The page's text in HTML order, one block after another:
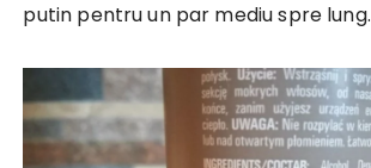
putin pentru un par mediu spre lung.